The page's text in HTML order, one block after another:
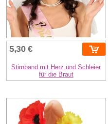
5,30 €
Stirnband mit Herz und Schleier
für die Braut